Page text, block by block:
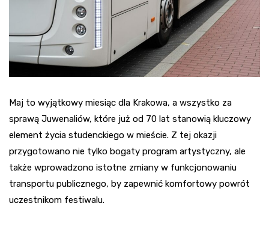
Maj to wyjątkowy miesiąc dla Krakowa, a wszystko za
sprawą Juwenaliów, które już od 70 lat stanowią kluczowy
element życia studenckiego w mieście. Z tej okazji
przygotowano nie tylko bogaty program artystyczny, ale
także wprowadzono istotne zmiany w funkcjonowaniu
transportu publicznego, by zapewnić komfortowy powrót
uczestnikom festiwalu.